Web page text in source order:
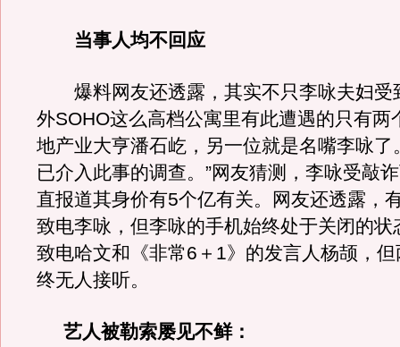
当事人均不回应
爆料网友还透露，其实不只李咏夫妇受
外SOHO这么高档公寓里有此遭遇的只有两
地产业大亨潘石屹，另一位就是名嘴李咏了
已介入此事的调查。”网友猜测，李咏受敲
直报道其身价有5个亿有关。网友还透露，
致电李咏，但李咏的手机始终处于关闭的状
致电哈文和《非常6＋1》的发言人杨颉，
终无人接听。
艺人被勒索屡见不鲜：